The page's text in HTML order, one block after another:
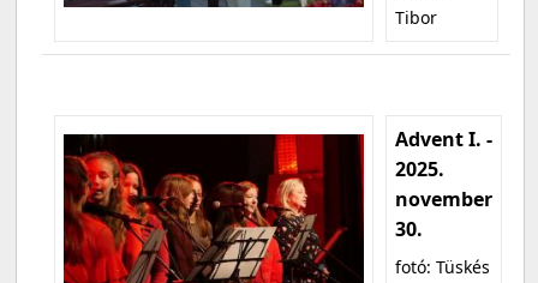
Tibor
Advent I. -
2025.
november
30.
fotó: Tüskés